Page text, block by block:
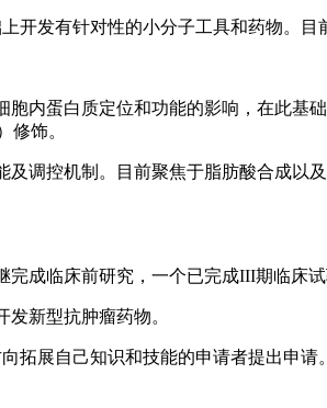
发有针对性的小分子工具和药物。目
内蛋白质定位和功能的影响，在此
修饰。
调控机制。目前聚焦于脂肪酸合成以
成临床前研究，一个已完成III期临床试
新型抗肿瘤药物。
拓展自己知识和技能的申请者提出申请。